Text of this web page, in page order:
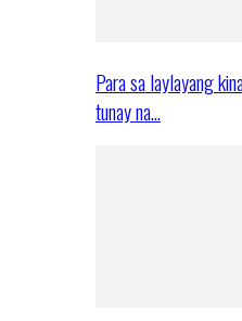
Para sa laylayang
tunay na…